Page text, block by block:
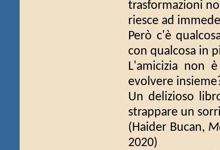
trasformazioni
riesce ad
Però c'è
con qualcosa in
L'amicizia non
evolvere
Un delizioso
strappare un
(Haider Bucan,
2020)